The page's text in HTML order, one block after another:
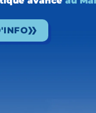
logistiques chez
les émissions
d'ici
valeur. « Nous
et notre avenir. »